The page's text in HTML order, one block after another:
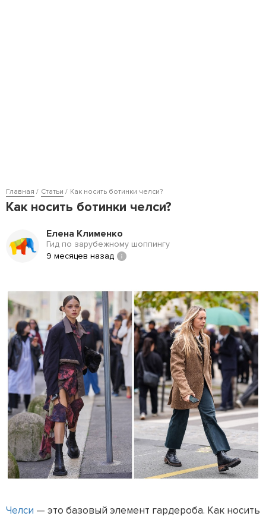
Главная Статьи Как носить ботинки челси?
Как носить ботинки челси?
Елена Клименко
Гид по зарубежному шоппингу
9 месяцев назад
Челси — это базовый элемент гардероба. Как носить